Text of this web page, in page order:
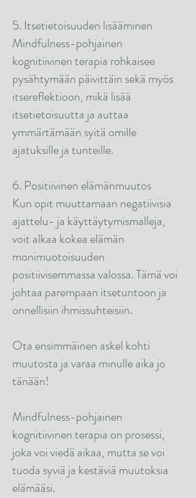
5. Itsetietoisuuden lisääminen
Mindfulness-pohjainen
kognitiivinen terapia rohkaisee
pysähtymään päivittäin sekä myös
itsereflektioon, mikä lisää
itsetietoisuutta ja auttaa
ymmärtämään syitä omille
ajatuksille ja tunteille.
6. Positiivinen elämänmuutos
Kun opit muuttamaan negatiivisia
ajattelu- ja käyttäytymismalleja,
voit alkaa kokea elämän
monimuotoisuuden
positiivisemmassa valossa. Tämä voi
johtaa parempaan itsetuntoon ja
onnellisiin ihmissuhteisiin.
Ota ensimmäinen askel kohti
muutosta ja varaa minulle aika jo
tänään!
Mindfulness-pohjainen
kognitiivinen terapia on prosessi,
joka voi viedä aikaa, mutta se voi
tuoda syviä ja kestäviä muutoksia
elämääsi.